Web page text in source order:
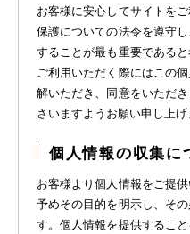
お客様に安心してサイトを
保護についての法令を遵守
することが最も重要である
ご利用いただく際にはこの
解いただき、同意をいただ
さいますようお願い申し上げ
個人情報の収集に
お客様より個人情報をご提
予めその目的を明示し、そ
す。個人情報を提供するこ